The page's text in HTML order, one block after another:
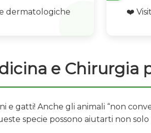
dermatologiche
❤️
e Chirurgia
e gatti! Anche gli animali “non
specie possono aiutarti non